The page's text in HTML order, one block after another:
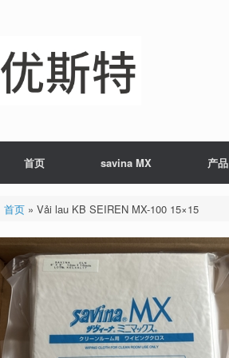
首页 savina MX 产品
首页» Vải lau KB SEIREN MX-100 15×15